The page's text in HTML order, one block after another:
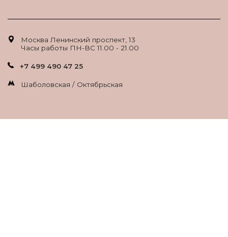
Москва Ленинский проспект, 13
Часы работы ПН-ВС 11.00 - 21.00
+7 499 490 47 25
Шаболовская / Октябрьская